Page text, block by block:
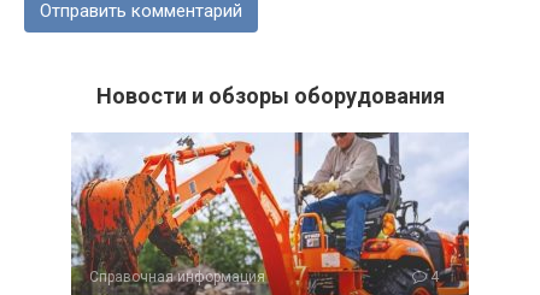
Новости и обзоры оборудования
Справочная информация 4